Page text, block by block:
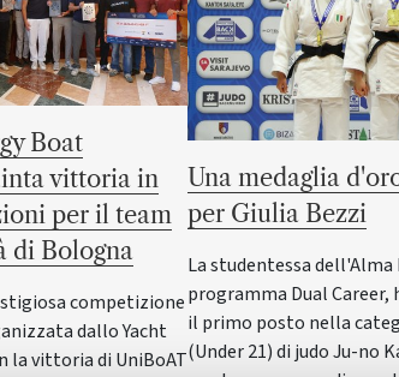
Boat
vittoria in
per il team
di Bologna
competizione
dallo Yacht
la vittoria di UniBoAT
Una medaglia
per Giulia Bezzi
La studentessa
programma Dual Career,
il primo posto nella
(Under 21) di judo Ju-no